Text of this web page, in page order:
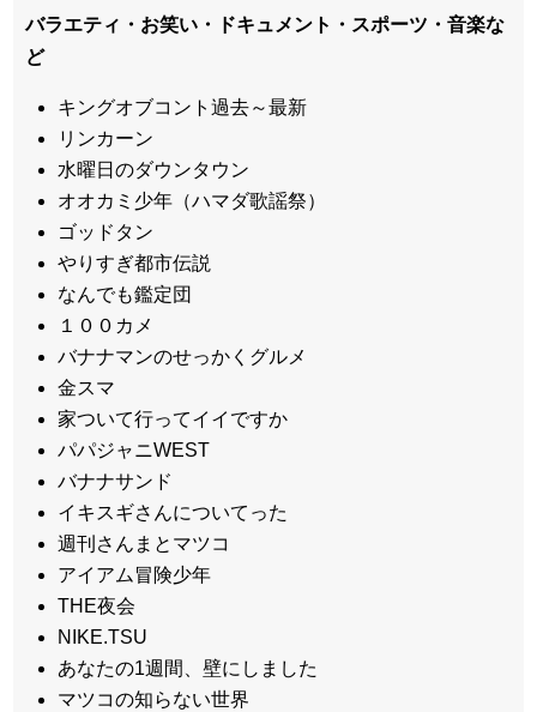
バラエティ・お笑い・ドキュメント・スポーツ・音楽な
ど
キングオブコント過去～最新
リンカーン
水曜日のダウンタウン
オオカミ少年（ハマダ歌謡祭）
ゴッドタン
やりすぎ都市伝説
なんでも鑑定団
１００カメ
バナナマンのせっかくグルメ
金スマ
家ついて行ってイイですか
パパジャニWEST
バナナサンド
イキスギさんについてった
週刊さんまとマツコ
アイアム冒険少年
THE夜会
NIKE.TSU
あなたの1週間、壁にしました
マツコの知らない世界